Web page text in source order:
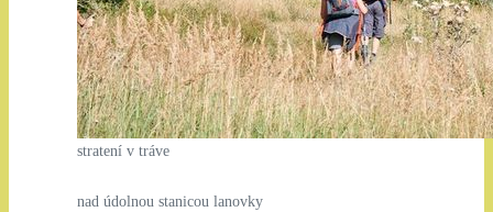
stratení v tráve
nad údolnou stanicou lanovky